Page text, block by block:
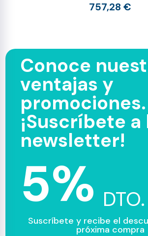
757,28 €
Conoce
ventajas y
promociones.
¡Suscríbete a
newsletter!
5% DTO.
Suscríbete y recibe el
próxima compra